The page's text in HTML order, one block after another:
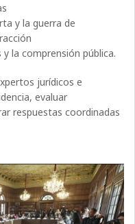
y la guerra de
la comprensión pública.
jurídicos e
evaluar
respuestas coordinadas